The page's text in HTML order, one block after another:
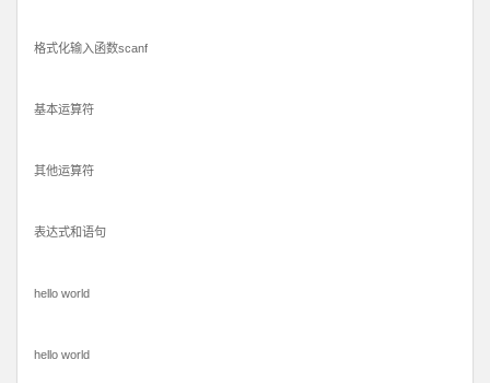
格式化输入函数scanf
基本运算符
其他运算符
表达式和语句
hello world
hello world